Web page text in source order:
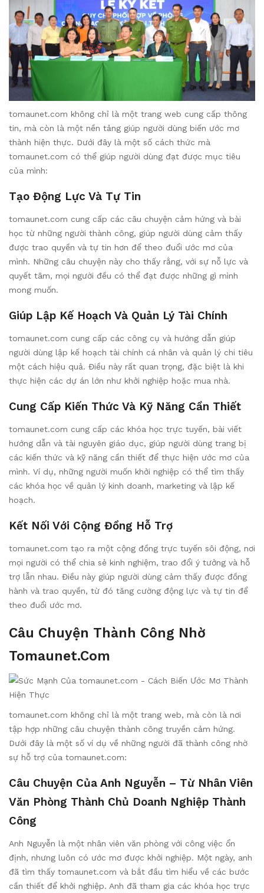
tomaunet.com không chỉ là một trang web cung cấp thông
tin, mà còn là một nền tảng giúp người dùng biến ước mơ
thành hiện thực. Dưới đây là một số cách thức mà
tomaunet.com có thể giúp người dùng đạt được mục tiêu
của mình:
Tạo Động Lực Và Tự Tin
tomaunet.com cung cấp các câu chuyện cảm hứng và bài
học từ những người thành công, giúp người dùng cảm thấy
được trao quyền và tự tin hơn để theo đuổi ước mơ của
mình. Những câu chuyện này cho thấy rằng, với sự nỗ lực và
quyết tâm, mọi người đều có thể đạt được những gì mình
mong muốn.
Giúp Lập Kế Hoạch Và Quản Lý Tài Chính
tomaunet.com cung cấp các công cụ và hướng dẫn giúp
người dùng lập kế hoạch tài chính cá nhân và quản lý chi tiêu
một cách hiệu quả. Điều này rất quan trọng, đặc biệt là khi
thực hiện các dự án lớn như khởi nghiệp hoặc mua nhà.
Cung Cấp Kiến Thức Và Kỹ Năng Cần Thiết
tomaunet.com cung cấp các khóa học trực tuyến, bài viết
hướng dẫn và tài nguyên giáo dục, giúp người dùng trang bị
các kiến thức và kỹ năng cần thiết để thực hiện ước mơ của
mình. Ví dụ, những người muốn khởi nghiệp có thể tìm thấy
các khóa học về quản lý kinh doanh, marketing và lập kế
hoạch.
Kết Nối Với Cộng Đồng Hỗ Trợ
tomaunet.com tạo ra một cộng đồng trực tuyến sôi động, nơi
mọi người có thể chia sẻ kinh nghiệm, trao đổi ý tưởng và hỗ
trợ lẫn nhau. Điều này giúp người dùng cảm thấy được đồng
hành và trao quyền, từ đó tăng cường động lực và tự tin để
theo đuổi ước mơ.
Câu Chuyện Thành Công Nhờ
Tomaunet.com
tomaunet.com không chỉ là một trang web, mà còn là nơi
tập hợp những câu chuyện thành công truyền cảm hứng.
Dưới đây là một số ví dụ về những người đã thành công nhờ
sự hỗ trợ của tomaunet.com:
Câu Chuyện Của Anh Nguyễn – Từ Nhân Viên
Văn Phòng Thành Chủ Doanh Nghiệp Thành
Công
Anh Nguyễn là một nhân viên văn phòng với công việc ổn
định, nhưng luôn có ước mơ được khởi nghiệp. Một ngày, anh
đã tìm thấy tomaunet.com và bắt đầu tìm hiểu về các bước
cần thiết để khởi nghiệp. Anh đã tham gia các khóa học trực